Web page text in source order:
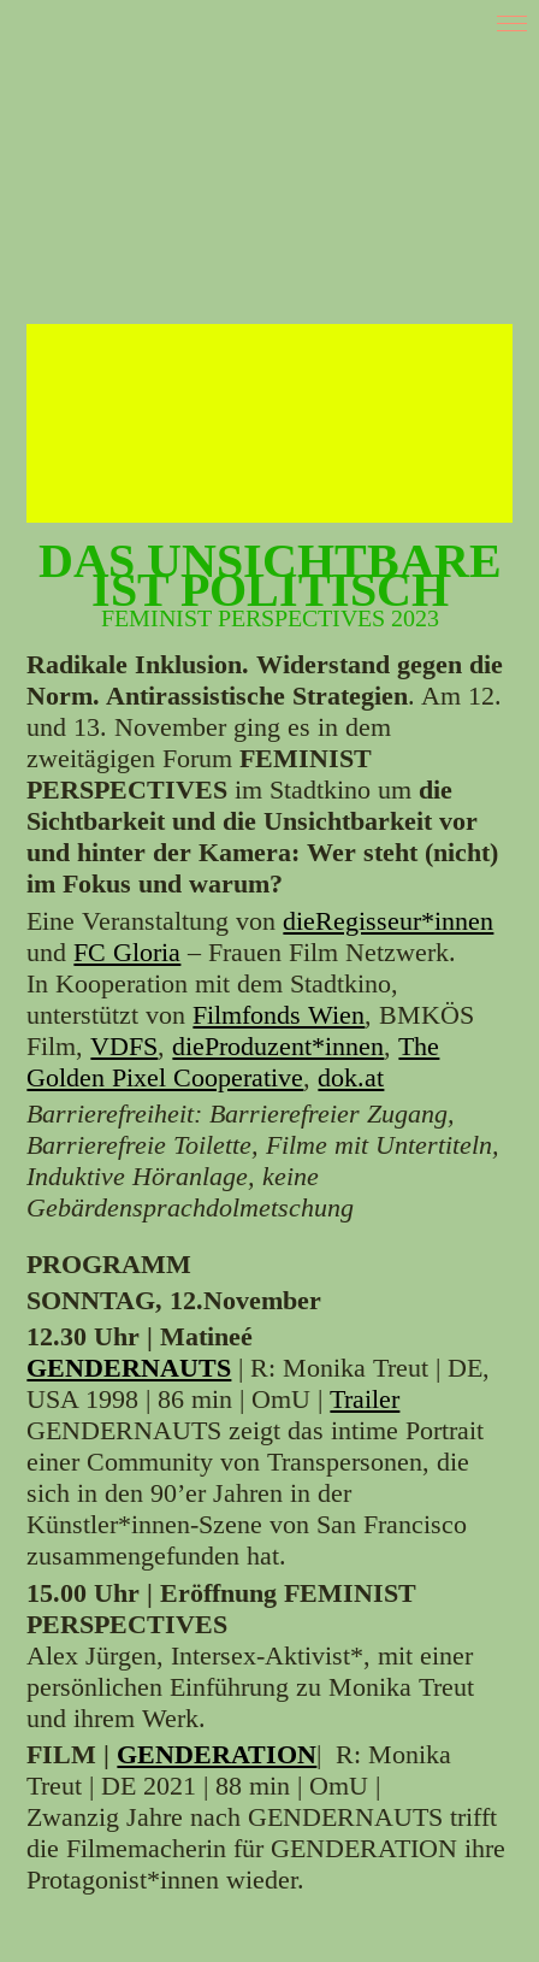
DAS UNSICHTBARE
IST POLITISCH
FEMINIST PERSPECTIVES 2023
Radikale Inklusion. Widerstand gegen die
Norm. Antirassistische Strategien. Am 12.
und 13. November ging es in dem
zweitägigen ForumFEMINIST
PERSPECTIVES im Stadtkino um die
Sichtbarkeit und die Unsichtbarkeit vor
und hinter der Kamera: Wer steht (nicht)
im Fokus und warum?
Eine Veranstaltung vondieRegisseur*innen
undFC Gloria – Frauen Film Netzwerk.
In Kooperation mit dem Stadtkino,
unterstützt vonFilmfonds Wien, BMKÖS
Film,VDFS,dieProduzent*innen,The
Golden Pixel Cooperative,dok.at
Barrierefreiheit: Barrierefreier Zugang,
Barrierefreie Toilette, Filme mit Untertiteln,
Induktive Höranlage, keine
Gebärdensprachdolmetschung
PROGRAMM
SONNTAG, 12.November
12.30 Uhr | Matineé
GENDERNAUTS | R: Monika Treut | DE,
USA 1998 | 86 min | OmU |Trailer
GENDERNAUTS zeigt das intime Portrait
einer Community von Transpersonen, die
sich in den 90’er Jahren in der
Künstler*innen-Szene von San Francisco
zusammengefunden hat.
15.00 Uhr | Eröffnung FEMINIST
PERSPECTIVES
Alex Jürgen, Intersex-Aktivist*, mit einer
persönlichen Einführung zu Monika Treut
und ihrem Werk.
FILM | GENDERATION| R: Monika
Treut | DE 2021 | 88 min | OmU |
Zwanzig Jahre nach GENDERNAUTS trifft
die Filmemacherin für GENDERATION ihre
Protagonist*innen wieder.